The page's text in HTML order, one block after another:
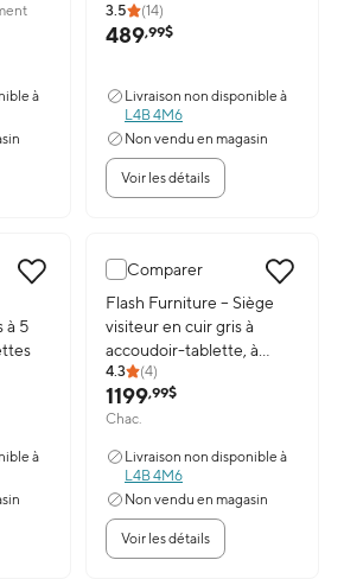
à
roulettes, cerisier
3.5 (14)
489,99$
Livraison non disponible à
L4B 4M6
Non vendu en magasin
Voir les détails
Classics â€“ Système d'étagères à 5
à 5
à
Comparer
Image du produit: Flash
Flash Furniture – Siège
visiteur en cuir gris à
accoudoir-tablette, à
roulettes avant et à porte-
gobelet (BT8217TNCS)
4.3 (4)
1199,99$
Chac.
Livraison non disponible à
L4B 4M6
Non vendu en magasin
Voir les détails